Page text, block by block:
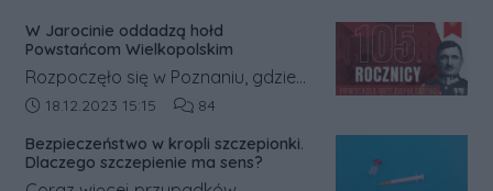
przejść obok nich obojętnie.
W Jarocinie oddadzą hołd
Powstańcom Wielkopolskim
Rozpoczęło się w Poznaniu, gdzie
mieszkańcy walczyli o ziemie
pruski.
Data dodania artykułu:
18.12.2023 15:15 Liczba komentarzy artykułu:
84
Bezpieczeństwo w kropli szczepionki.
Dlaczego szczepienie ma sens?